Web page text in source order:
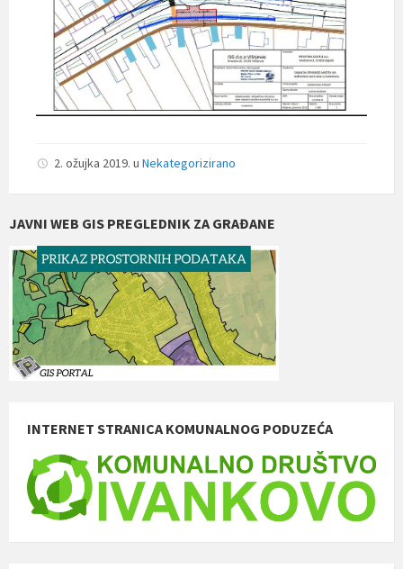
2. ožujka 2019. u Nekategorizirano
JAVNI WEB GIS PREGLEDNIK ZA GRAĐANE
INTERNET STRANICA KOMUNALNOG PODUZEĆA